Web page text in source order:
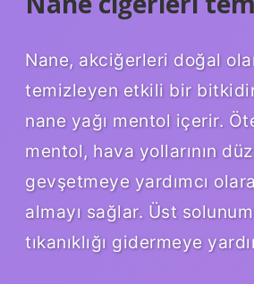
Nane, akciğerleri doğal
temizleyen etkili bir
nane yağı mentol içerir.
mentol, hava yollarının düz
gevşetmeye yardımcı
almayı sağlar. Üst
tıkanıklığı gidermeye